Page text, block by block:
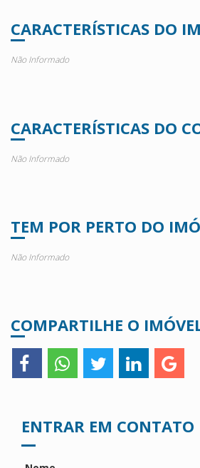
CARACTERÍSTICAS DO
Não Informado
CARACTERÍSTICAS DO
Não Informado
TEM POR PERTO DO
Não Informado
COMPARTILHE O
ENTRAR EM CONTATO